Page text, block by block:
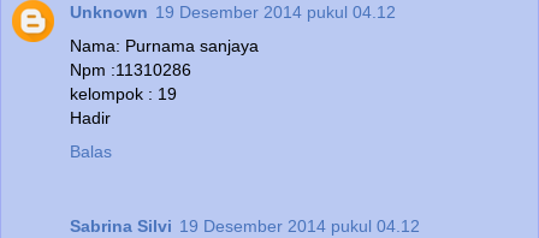
Unknown 19 Desember 2014 pukul 04.12
Nama: Purnama sanjaya
Npm :11310286
kelompok : 19
Hadir
Balas
Sabrina Silvi 19 Desember 2014 pukul 04.12